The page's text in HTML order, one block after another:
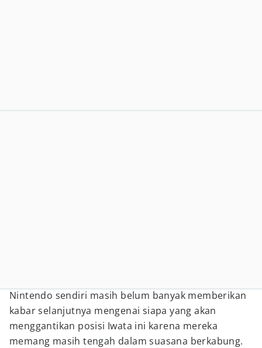
Nintendo sendiri masih belum banyak memberikan
kabar selanjutnya mengenai siapa yang akan
menggantikan posisi Iwata ini karena mereka
memang masih tengah dalam suasana berkabung.